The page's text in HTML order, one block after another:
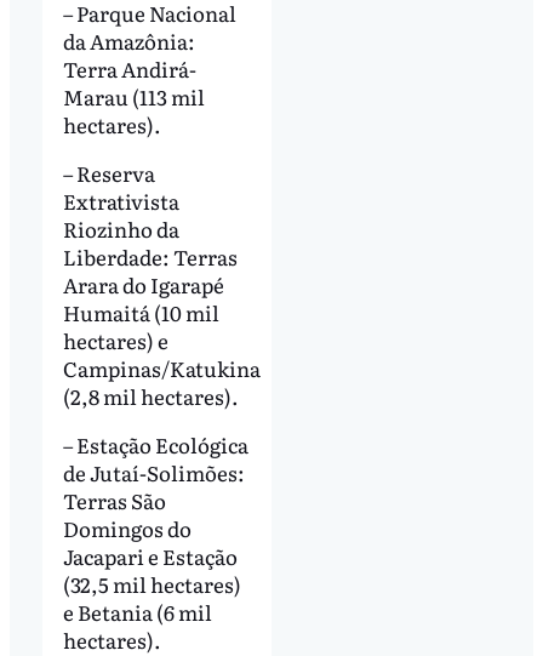
– Parque Nacional
da Amazônia:
Terra Andirá-
Marau (113 mil
hectares).
– Reserva
Extrativista
Riozinho da
Liberdade: Terras
Arara do Igarapé
Humaitá (10 mil
hectares) e
Campinas/Katukina
(2,8 mil hectares).
– Estação Ecológica
de Jutaí-Solimões:
Terras São
Domingos do
Jacapari e Estação
(32,5 mil hectares)
e Betania (6 mil
hectares).